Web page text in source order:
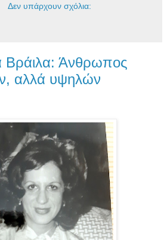
Δεν υπάρχουν σχόλια:
Βράιλα: Άνθρωπος
αλλά υψηλών